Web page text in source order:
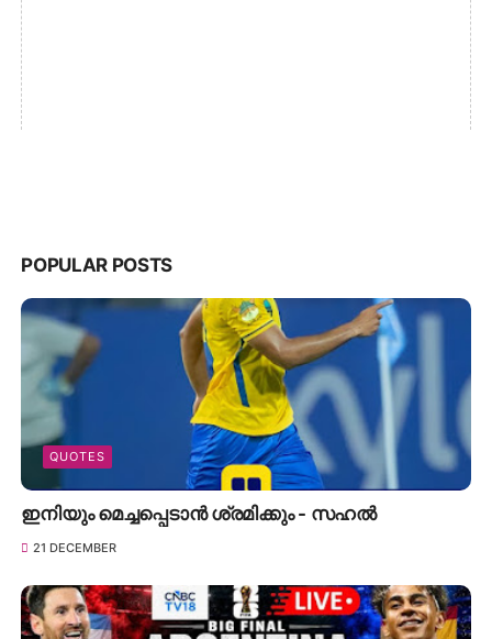
POPULAR POSTS
QUOTES
ഇനിയും മെച്ചപ്പെടാൻ ശ്രമിക്കും - സഹൽ
21 DECEMBER